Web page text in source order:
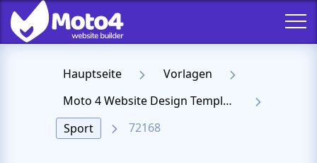
Hauptseite
Vorlagen
Moto 4 Website Design Templates
Sport
72168